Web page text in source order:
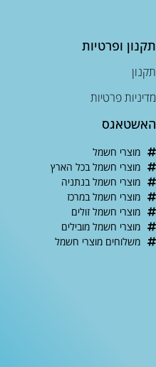
תקנון ופרטיות
תקנון
מדיניות פרטיות
האשטאגס
מוצרי חשמל
מוצרי חשמל בכל הארץ
מוצרי חשמל בנתניה
מוצרי חשמל במרכז
מוצרי חשמל זולים
מוצרי חשמל מובילים
משלוחים מוצרי חשמל